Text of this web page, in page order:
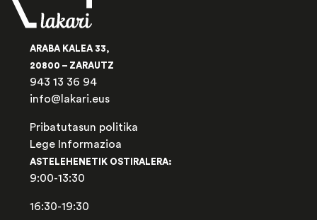
ARABA KALEA 33,
20800 – ZARAUTZ
943 13 36 94
info@lakari.eus
Pribatutasun politika
Lege Informazioa
ASTELEHENETIK OSTIRALERA:
9:00-13:30
16:30-19:30